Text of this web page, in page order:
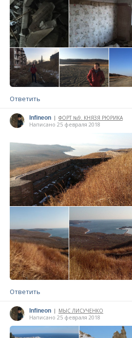
Ответить
Infineon | ФОРТ №9. КНЯЗЯ РЮРИКА
Написано 25 февраля 2018
Ответить
Infineon | МЫС ЛИСУЧЕНКО
Написано 25 февраля 2018